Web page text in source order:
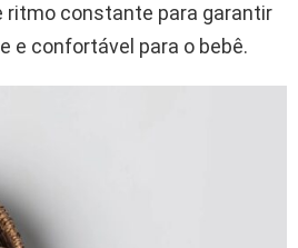
constante para garantir
e confortável para o bebê.